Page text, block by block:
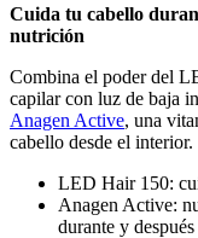
Cuida tu cabello
nutrición
Combina el poder del
capilar con luz de baja
Anagen Active, una
cabello desde el interior.
LED Hair 150:
Anagen Active:
durante y